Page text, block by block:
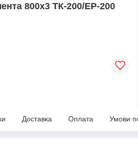
800х3 ТК-200/ЕР-200
Доставка Оплата Умови